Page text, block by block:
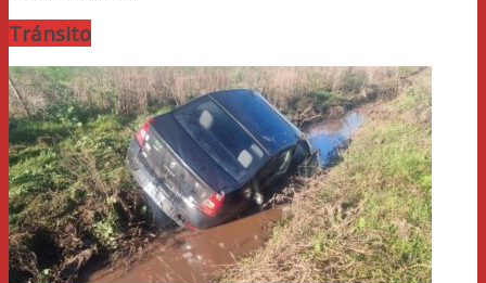
Tránsito